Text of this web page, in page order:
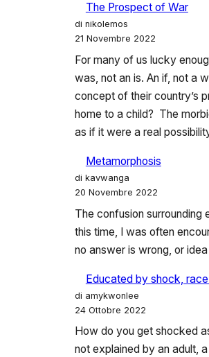
to
The Prospect of War
di nikolemos
21 Novembre 2022
For many of us lucky
was, not an is. An if, not a
concept of their country’s
home to a child? The
as if it were a real
Metamorphosis
di kavwanga
20 Novembre 2022
The confusion
this time, I was often
no answer is wrong, or
Educated by shock,
di amykwonlee
24 Ottobre 2022
How do you get shocked
not explained by an adult,